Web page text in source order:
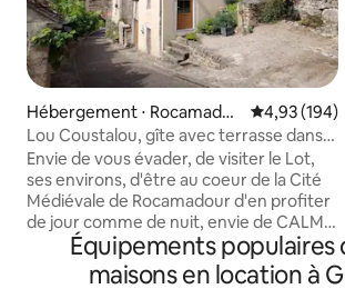
Hébergement ⋅ Rocamadou
r
Évaluation
4,93 (194)
Lou Coustalou, gîte avec terrasse dans
Rocamadour.
Envie de vous évader, de visiter le Lot,
ses environs, d'être au coeur de la Cité
Médiévale de Rocamadour d'en profiter
de jour comme de nuit, envie de CALME
: la maison est idéalement située pour
passer un séjour inoubliable. Randonner,
escalader, nager, pagayer, pédaler, lire,
Équipements populaires
maisons en location à